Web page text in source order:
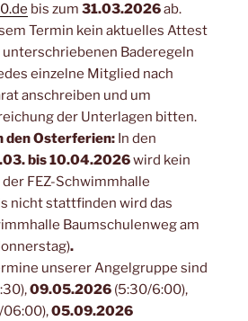
bis zum 31.03.2026ab.
Termin kein aktuelles Attest
unterschriebenen Baderegeln
einzelne Mitglied nach
anschreiben und um
der Unterlagen bitten.
den Osterferien: In den
bis 10.04.2026wird kein
FEZ-Schwimmhalle
nicht stattfinden wird das
Baumschulenweg am
.
unserer Angelgruppe sind
09.05.2026 (5:30/6:00),
05.09.2026